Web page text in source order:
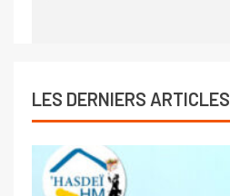
LES DERNIERS ARTICLES